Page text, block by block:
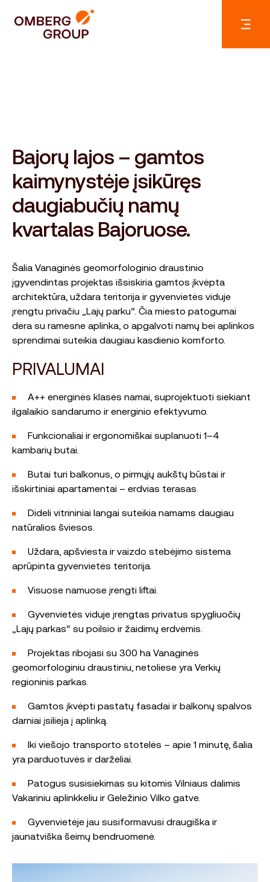
Bajorų lajos – gamtos
kaimynystėje įsikūręs
daugiabučių namų
kvartalas Bajoruose.
Šalia Vanaginės geomorfologinio draustinio
įgyvendintas projektas išsiskiria gamtos įkvėpta
architektūra, uždara teritorija ir gyvenvietės viduje
įrengtu privačiu „Lajų parku“. Čia miesto patogumai
dera su ramesne aplinka, o apgalvoti namų bei aplinkos
sprendimai suteikia daugiau kasdienio komforto.
PRIVALUMAI
A++ energinės klasės namai, suprojektuoti siekiant
ilgalaikio sandarumo ir energinio efektyvumo.
Funkcionaliai ir ergonomiškai suplanuoti 1–4
kambarių butai.
Butai turi balkonus, o pirmųjų aukštų būstai ir
išskirtiniai apartamentai – erdvias terasas.
Dideli vitrininiai langai suteikia namams daugiau
natūralios šviesos.
Uždara, apšviesta ir vaizdo stebėjimo sistema
aprūpinta gyvenvietės teritorija.
Visuose namuose įrengti liftai.
Gyvenvietės viduje įrengtas privatus spygliuočių
„Lajų parkas“ su poilsio ir žaidimų erdvėmis.
Projektas ribojasi su 300 ha Vanaginės
geomorfologiniu draustiniu, netoliese yra Verkių
regioninis parkas.
Gamtos įkvėpti pastatų fasadai ir balkonų spalvos
darniai įsilieja į aplinką.
Iki viešojo transporto stotelės – apie 1 minutę, šalia
yra parduotuvės ir darželiai.
Patogus susisiekimas su kitomis Vilniaus dalimis
Vakariniu aplinkkeliu ir Geležinio Vilko gatve.
Gyvenvietėje jau susiformavusi draugiška ir
jaunatviška šeimų bendruomenė.